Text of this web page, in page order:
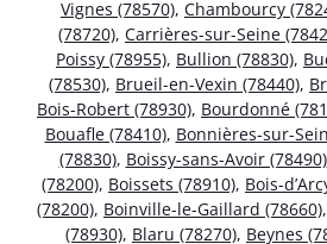
Vignes (78570), Chambourcy
(78720), Carrières-sur-Seine
Poissy (78955), Bullion (78830),
(78530), Brueil-en-Vexin (78440),
Bois-Robert (78930), Bourdonné
Bouafle (78410), Bonnières-sur-
(78830), Boissy-sans-Avoir (78490)
(78200), Boissets (78910), Bois-
(78200), Boinville-le-Gaillard (78660),
(78930), Blaru (78270), Beynes